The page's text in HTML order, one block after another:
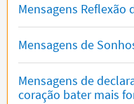
Mensagens Reflexão
Mensagens de
Mensagens de
coração bater mais